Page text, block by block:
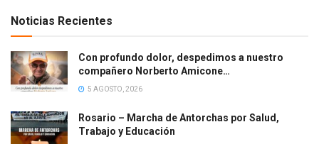
Noticias Recientes
Con profundo dolor, despedimos a nuestro
compañero Norberto Amicone…
5 AGOSTO, 2026
Rosario – Marcha de Antorchas por Salud,
Trabajo y Educación